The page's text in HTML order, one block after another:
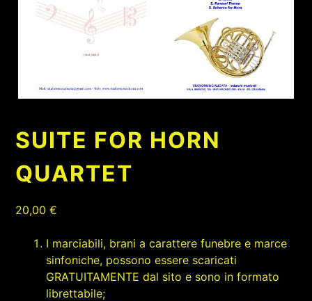
SUITE FOR HORN
QUARTET
20,00€
I marciabili, brani a carattere funebre e marce
sinfoniche, possono essere scaricati
GRATUITAMENTE dal sito e sono in formato
librettabile;